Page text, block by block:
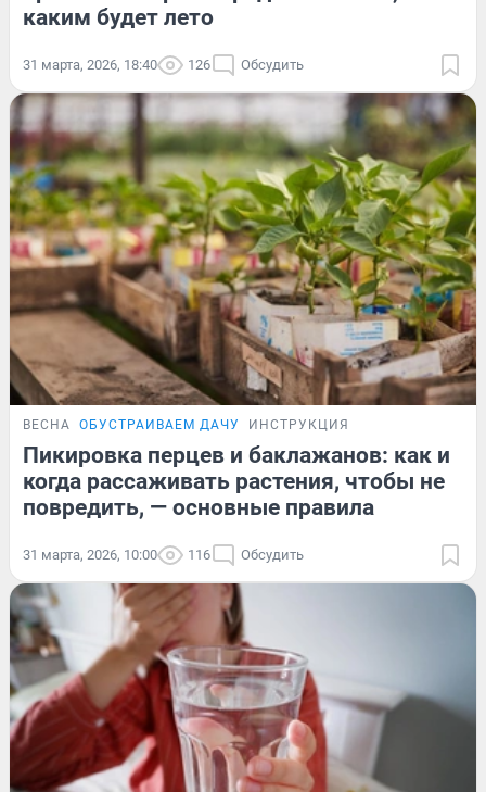
каким будет лето
31 марта, 2026, 18:40 126 Обсудить
ВЕСНА ОБУСТРАИВАЕМ ДАЧУ ИНСТРУКЦИЯ
Пикировка перцев и баклажанов: как и
когда рассаживать растения, чтобы не
повредить, — основные правила
31 марта, 2026, 10:00 116 Обсудить